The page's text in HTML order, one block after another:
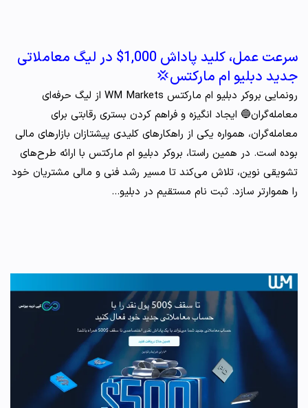
سرعت عمل، کلید پاداش 1,000$ در لیگ معاملاتی
جدید دبلیو ام مارکتس💢
رونمایی بروکر دبلیو ام مارکتس WM Markets از لیگ حرفه‌ای
معامله‌گران🔵 ایجاد انگیزه‌ و فراهم کردن بستری رقابتی برای
معامله‌گران، همواره یکی از راهکارهای کلیدی پیشتازان بازارهای مالی
بوده است. در همین راستا، بروکر دبلیو ام مارکتس با ارائه طرح‌های
تشویقی نوین، تلاش می‌کند تا مسیر رشد فنی و مالی مشتریان خود
را هموارتر سازد. ثبت نام مستقیم در دبلیو…